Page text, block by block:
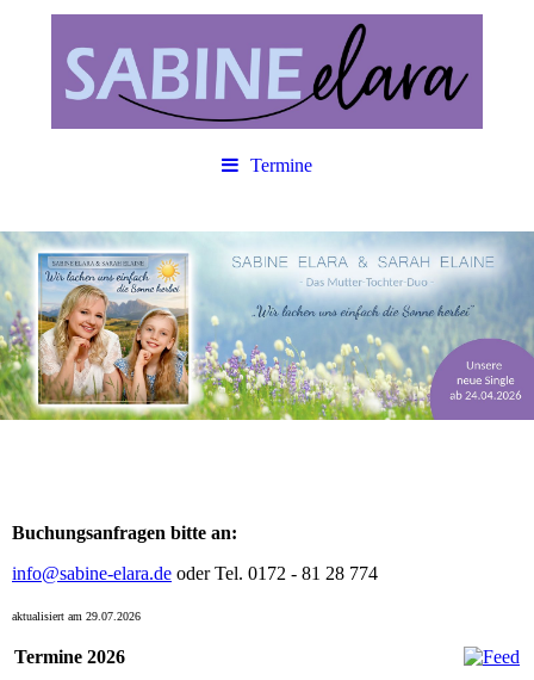
Termine
Buchungsanfragen bitte an:
info@sabine-elara.de oder Tel. 0172 - 81 28 774
aktualisiert am 29.07.2026
Termine 2026